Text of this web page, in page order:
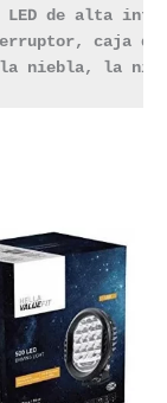
de alta
caja
niebla, la